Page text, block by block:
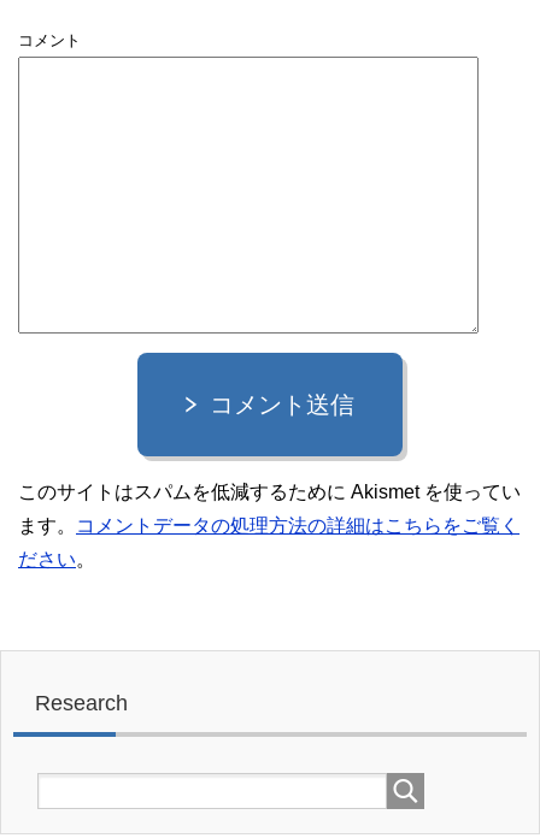
コメント
コメント送信
このサイトはスパムを低減するために Akismet を使ってい
ます。
コメントデータの処理方法の詳細はこちらをご覧く
ださい。
Research